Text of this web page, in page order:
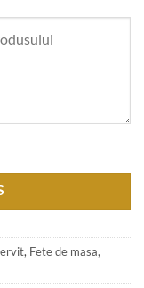
, Fete de masa,